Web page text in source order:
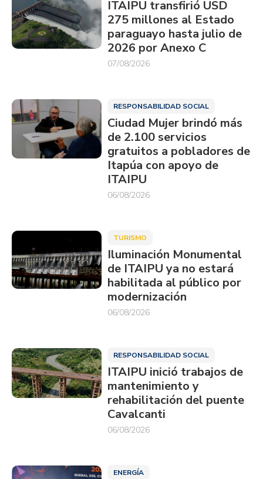
ITAIPU transfirió USD
275 millones al Estado
paraguayo hasta julio de
2026 por Anexo C
07/08/2026
RESPONSABILIDAD SOCIAL
Ciudad Mujer brindó más
de 2.100 servicios
gratuitos a pobladores de
Itapúa con apoyo de
ITAIPU
06/08/2026
TURISMO
Iluminación Monumental
de ITAIPU ya no estará
habilitada al público por
modernización
06/08/2026
RESPONSABILIDAD SOCIAL
ITAIPU inició trabajos de
mantenimiento y
rehabilitación del puente
Cavalcanti
06/08/2026
ENERGÍA